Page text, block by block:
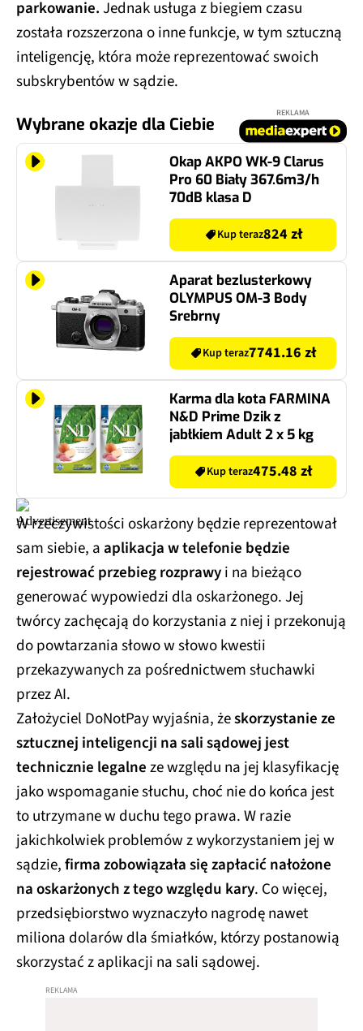
parkowanie.Jednak usługa z biegiem czasu
została rozszerzona o inne funkcje, w tym sztuczną
inteligencję, która może reprezentować swoich
subskrybentów w sądzie.
Wybrane okazje dla Ciebie
REKLAMA
Okap AKPO WK-9 Clarus
Pro 60 Biały 367.6m3/h
70dB klasa D
Kup teraz824 zł
Aparat bezlusterkowy
OLYMPUS OM-3 Body
Srebrny
Kup teraz7741.16 zł
Karma dla kota FARMINA
N&D Prime Dzik z
jabłkiem Adult 2 x 5 kg
Kup teraz475.48 zł
W rzeczywistości oskarżony będzie reprezentował
sam siebie, aaplikacja w telefonie będzie
rejestrować przebieg rozprawyi na bieżąco
generować wypowiedzi dla oskarżonego. Jej
twórcy zachęcają do korzystania z niej i przekonują
do powtarzania słowo w słowo kwestii
przekazywanych za pośrednictwem słuchawki
przez AI.
Założyciel DoNotPay wyjaśnia, żeskorzystanie ze
sztucznej inteligencji na sali sądowej jest
technicznie legalneze względu na jej klasyfikację
jako wspomaganie słuchu, choć nie do końca jest
to utrzymane w duchu tego prawa. W razie
jakichkolwiek problemów z wykorzystaniem jej w
sądzie,firma zobowiązała się zapłacić nałożone
na oskarżonych z tego względu kary. Co więcej,
przedsiębiorstwo wyznaczyło nagrodę nawet
miliona dolarów dla śmiałków, którzy postanowią
skorzystać z aplikacji na sali sądowej.